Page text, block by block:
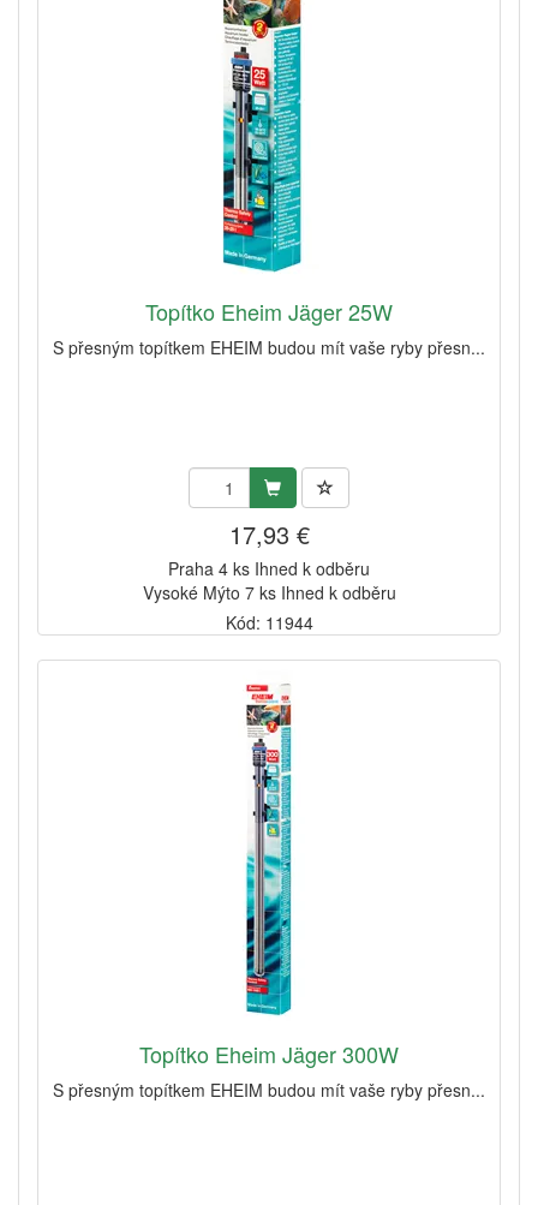
Topítko Eheim Jäger 25W
S přesným topítkem EHEIM budou mít vaše ryby přesn...
17,93 €
Praha 4 ks Ihned k odběru
Vysoké Mýto 7 ks Ihned k odběru
Kód: 11944
Topítko Eheim Jäger 300W
S přesným topítkem EHEIM budou mít vaše ryby přesn...